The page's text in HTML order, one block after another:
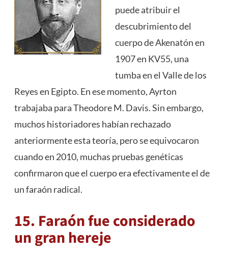
puede atribuir el
descubrimiento del
cuerpo de Akenatón en
1907 en KV55, una
tumba en el Valle de los
Reyes en Egipto. En ese momento, Ayrton
trabajaba para Theodore M. Davis. Sin embargo,
muchos historiadores habían rechazado
anteriormente esta teoría, pero se equivocaron
cuando en 2010, muchas pruebas genéticas
confirmaron que el cuerpo era efectivamente el de
un faraón radical.
15. Faraón fue considerado
un gran hereje